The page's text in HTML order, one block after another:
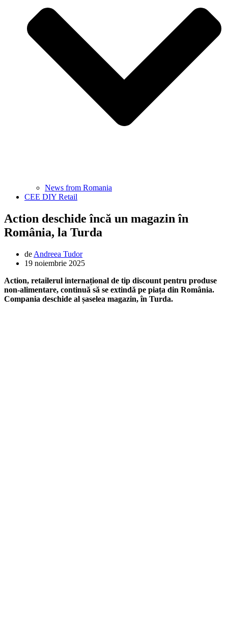
News from Romania
CEE DIY Retail
Action deschide încă un magazin în
România, la Turda
de Andreea Tudor
19 noiembrie 2025
Action, retailerul internațional de tip discount pentru produse
non-alimentare, continuă să se extindă pe piața din România.
Compania deschide al șaselea magazin, în Turda.